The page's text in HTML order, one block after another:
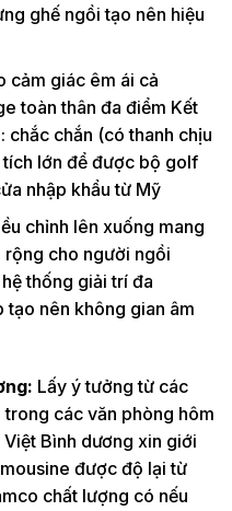
ghế ngồi tạo nên hiệu
cảm giác êm ái cả
toàn thân đa điểm Kết
chắc chắn (có thanh chịu
lớn để được bộ golf
nhập khẩu từ Mỹ
chỉnh lên xuống mang
rộng cho người ngồi
thống giải trí đa
tạo nên không gian âm
Lấy ý tưởng từ các
các văn phòng hôm
Bình dương xin giới
được độ lại từ
chất lượng có nếu